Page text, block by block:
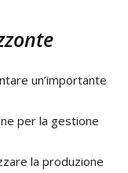
un’importante
per la gestione
la produzione